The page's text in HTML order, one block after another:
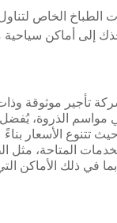
الخاص لتناول